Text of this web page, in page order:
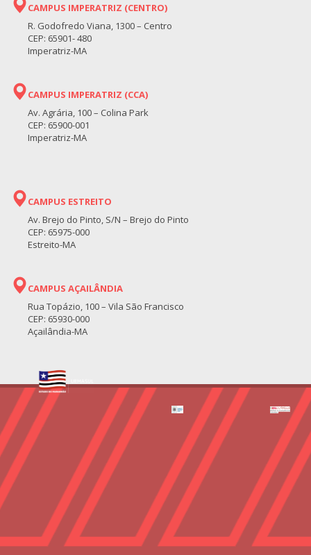
CAMPUS IMPERATRIZ (CENTRO)
R. Godofredo Viana, 1300 – Centro
CEP: 65901- 480
Imperatriz-MA
CAMPUS IMPERATRIZ (CCA)
Av. Agrária, 100 – Colina Park
CEP: 65900-001
Imperatriz-MA
CAMPUS ESTREITO
Av. Brejo do Pinto, S/N – Brejo do Pinto
CEP: 65975-000
Estreito-MA
CAMPUS AÇAILÂNDIA
Rua Topázio, 100 – Vila São Francisco
CEP: 65930-000
Açailândia-MA